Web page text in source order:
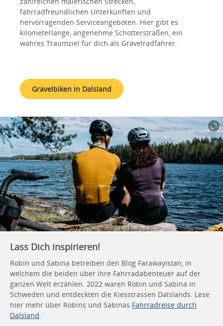
fahrradfreundlichen Unterkünften und
hervorragenden Serviceangeboten. Hier gibt es
kilometerlange, angenehme Schotterstraßen, ein
wahres Traumziel für dich als Gravelradfahrer.
Gravelbiken in Dalsland
Lass Dich inspirieren!
Robin und Sabina betreiben den Blog Farawayistan, in
welchem die beiden über ihre Fahrradabenteuer auf der
ganzen Welt erzählen. 2022 waren Robin und Sabina in
Schweden und entdeckten die Kiesstrassen Dalslands. Lese
hier mehr über Robins und Sabinas Fahrradreise durch
Dalsland.